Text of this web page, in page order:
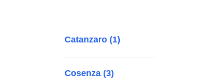
Catanzaro (1)
Cosenza (3)